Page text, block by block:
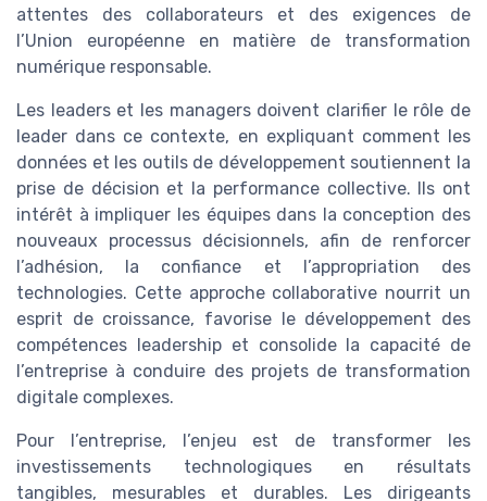
attentes des collaborateurs et des exigences de
l’Union européenne en matière de transformation
numérique responsable.
Les leaders et les managers doivent clarifier le rôle de
leader dans ce contexte, en expliquant comment les
données et les outils de développement soutiennent la
prise de décision et la performance collective. Ils ont
intérêt à impliquer les équipes dans la conception des
nouveaux processus décisionnels, afin de renforcer
l’adhésion, la confiance et l’appropriation des
technologies. Cette approche collaborative nourrit un
esprit de croissance, favorise le développement des
compétences leadership et consolide la capacité de
l’entreprise à conduire des projets de transformation
digitale complexes.
Pour l’entreprise, l’enjeu est de transformer les
investissements technologiques en résultats
tangibles, mesurables et durables. Les dirigeants